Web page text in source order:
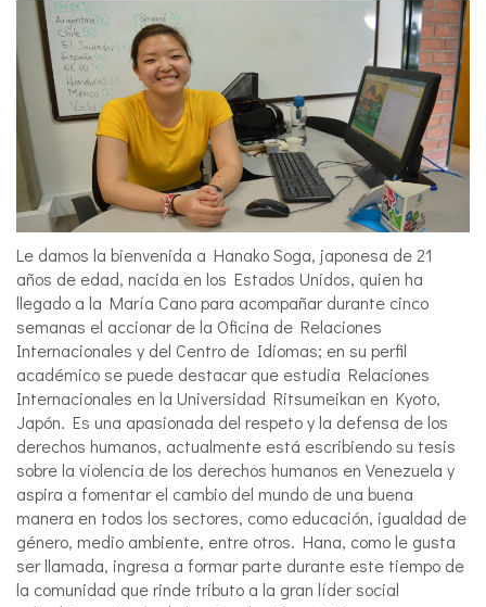
Le damos la bienvenida a Hanako Soga, japonesa de 21
años de edad, nacida en los Estados Unidos, quien ha
llegado a la María Cano para acompañar durante cinco
semanas el accionar de la Oficina de Relaciones
Internacionales y del Centro de Idiomas; en su perfil
académico se puede destacar que estudia Relaciones
Internacionales en la Universidad Ritsumeikan en Kyoto,
Japón. Es una apasionada del respeto y la defensa de los
derechos humanos, actualmente está escribiendo su tesis
sobre la violencia de los derechos humanos en Venezuela y
aspira a fomentar el cambio del mundo de una buena
manera en todos los sectores, como educación, igualdad de
género, medio ambiente, entre otros. Hana, como le gusta
ser llamada, ingresa a formar parte durante este tiempo de
la comunidad que rinde tributo a la gran líder social